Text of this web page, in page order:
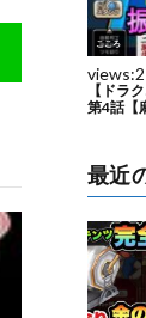
最近